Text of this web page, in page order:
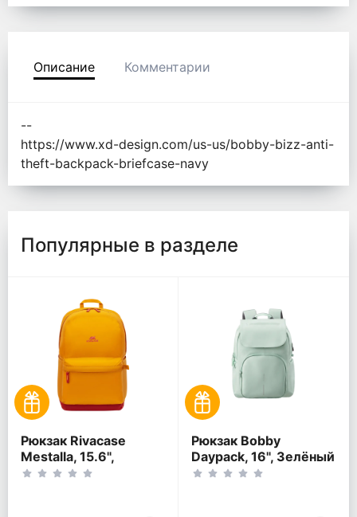
Описание Комментарии
--
https://www.xd-design.com/us-us/bobby-bizz-anti-
theft-backpack-briefcase-navy
Популярные в разделе
Рюкзак Rivacase
Mestalla, 15.6",
Золотой
Рюкзак Bobby
Daypack, 16", Зелёный